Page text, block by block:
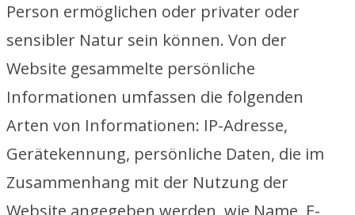
Person ermöglichen oder privater oder
sensibler Natur sein können. Von der
Website gesammelte persönliche
Informationen umfassen die folgenden
Arten von Informationen: IP-Adresse,
Gerätekennung, persönliche Daten, die im
Zusammenhang mit der Nutzung der
Website angegeben werden, wie Name, E-